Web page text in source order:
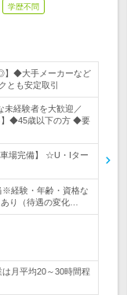
学歴不問
】◆大手メーカーなど
とも安定取引
経験者を大歓迎／
】◆45歳以下の方 ◆要
車場完備】 ☆U・Iター
※経験・年齢・資格な
り（待遇の変化…
月平均20～30時間程